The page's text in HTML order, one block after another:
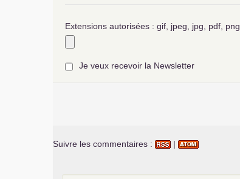
Extensions autorisées : gif, jpeg, jpg, pdf, png
Je veux recevoir la Newsletter
Suivre les commentaires : |